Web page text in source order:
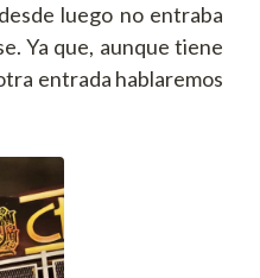
luego no entraba
Ya que, aunque tiene
entrada hablaremos